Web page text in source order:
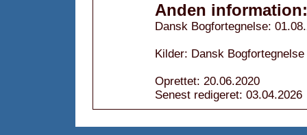
Anden information:
Dansk Bogfortegnelse:
Kilder: Dansk Bogfortegnelse
Oprettet: 20.06.2020
Senest redigeret: 03.04.2026